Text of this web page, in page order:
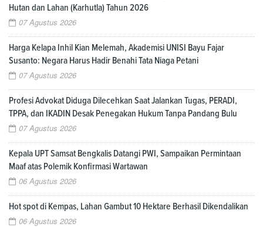
Hutan dan Lahan (Karhutla) Tahun 2026
07 Agustus 2026
Harga Kelapa Inhil Kian Melemah, Akademisi UNISI Bayu Fajar
Susanto: Negara Harus Hadir Benahi Tata Niaga Petani
07 Agustus 2026
Profesi Advokat Diduga Dilecehkan Saat Jalankan Tugas, PERADI,
TPPA, dan IKADIN Desak Penegakan Hukum Tanpa Pandang Bulu
07 Agustus 2026
Kepala UPT Samsat Bengkalis Datangi PWI, Sampaikan Permintaan
Maaf atas Polemik Konfirmasi Wartawan
06 Agustus 2026
Hot spot di Kempas, Lahan Gambut 10 Hektare Berhasil Dikendalikan
06 Agustus 2026